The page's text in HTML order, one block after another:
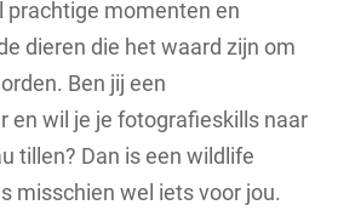
prachtige momenten en
dieren die het waard zijn om
Ben jij een
en wil je je fotografieskills naar
tillen? Dan is een wildlife
misschien wel iets voor jou.